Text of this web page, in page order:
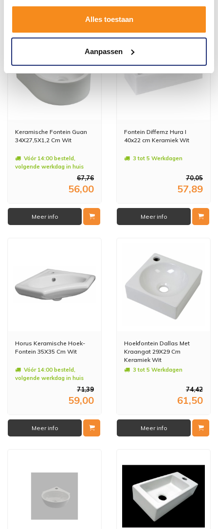
Alles toestaan
Aanpassen
Meer info Meer info
Keramische Fontein Guan
34X27,5X1,2 Cm Wit
Vóór 14:00 besteld,
volgende werkdag in huis
67,76
56,00
Meer info
Fontein Differnz Hura I
40x22 cm Keramiek Wit
3 tot 5 Werkdagen
70,05
57,89
Meer info
Horus Keramische Hoek-
Fontein 35X35 Cm Wit
Vóór 14:00 besteld,
volgende werkdag in huis
71,39
59,00
Meer info
Hoekfontein Dallas Met
Kraangat 29X29 Cm
Keramiek Wit
3 tot 5 Werkdagen
74,42
61,50
Meer info